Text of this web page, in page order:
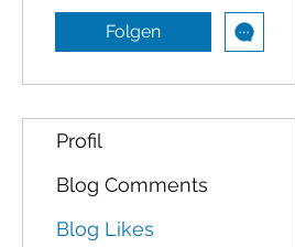
Folgen
Profil
Blog Comments
Blog Likes